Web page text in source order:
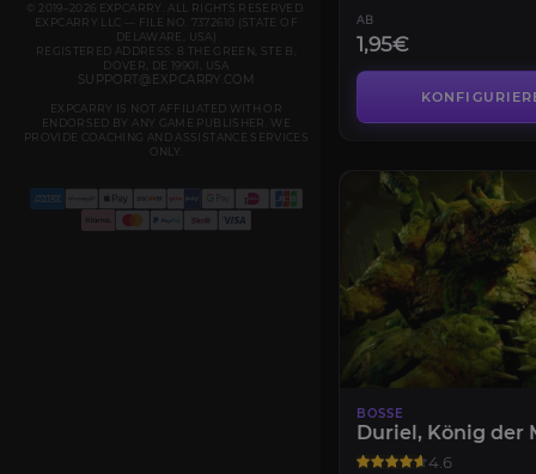
© 2019–2026 EXPCARRY. ALL RIGHTS RESERVED.
EXPCARRY LLC — FILE NO. 7372610 (STATE OF
DELAWARE, USA)
REGISTERED ADDRESS: 8 THE GREEN, STE B,
DOVER, DE 19901, USA
SUPPORT@EXPCARRY.COM
EXPCARRY IS NOT AFFILIATED WITH OR
ENDORSED BY ANY GAME PUBLISHER. WE
PROVIDE COACHING AND ASSISTANCE SERVICES
ONLY.
AB
1,95€
BOSSE
Duriel, König der
4.6